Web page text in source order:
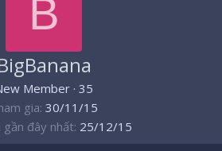
B
Member · 35
gia 30/11/15
gần đây nhất 25/12/15